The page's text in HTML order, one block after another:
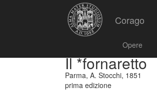
Corago
Opere
Il *fornaretto
Parma, A. Stocchi, 1851
prima edizione